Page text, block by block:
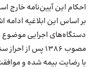
احکام این آیین‌نامه خارج
بر اساس این ابلاغیه
مصوب ۱۳۸۶ پس از
با رضایت بیمه شده و